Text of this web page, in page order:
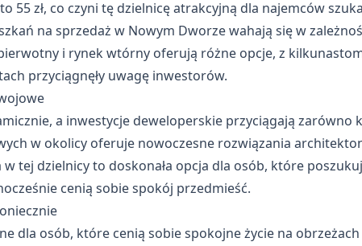
55 zł, co czyni tę dzielnicę atrakcyjną dla najemców
na sprzedaż w Nowym Dworze wahają się w
i rynek wtórny oferują różne opcje, z
przyciągnęły uwagę inwestorów.
a inwestycje deweloperskie przyciągają zarówno
w okolicy oferuje nowoczesne rozwiązania
w tej dzielnicy to doskonała opcja dla osób, które
cenią sobie spokój przedmieść.
dla osób, które cenią sobie spokojne życie na